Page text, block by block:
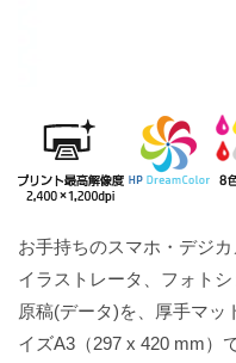
お手持ちのスマホ・デジ
イラストレータ、フォト
原稿(データ)を、厚手マッ
イズA3（297 x 420 mm）